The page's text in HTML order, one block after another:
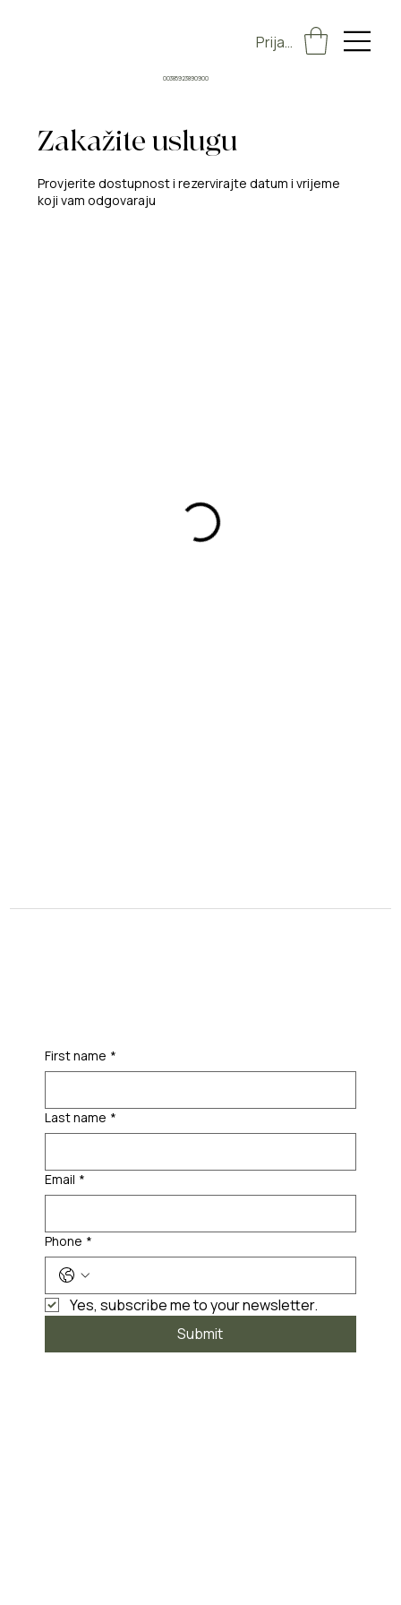
Prijava
00385923890900
Zakažite uslugu
Provjerite dostupnost i rezervirajte datum i vrijeme
koji vam odgovaraju
First name *
Last name *
Email *
Phone *
Yes, subscribe me to your newsletter.
Submit